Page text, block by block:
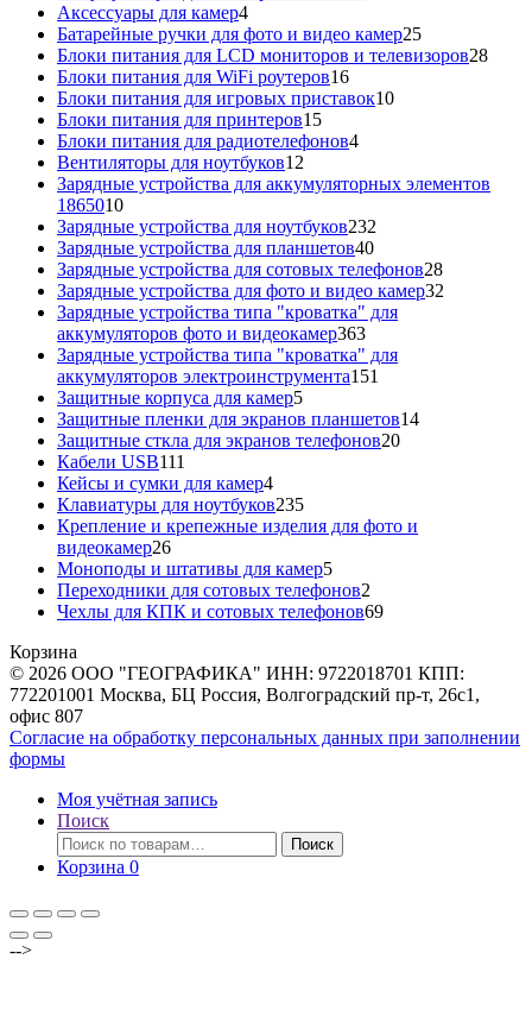
Аксессуары для камер44
товара
Батарейные ручки для фото и видео камер2525
товаров
Блоки питания для LCD мониторов и телевизоров2828
Блоки питания для WiFi роутеров1616
товаров
Блоки питания для игровых приставок1010
Блоки питания для принтеров1515
товаров
Блоки питания для радиотелефонов44
Вентиляторы для ноутбуков12
товаров
Зарядные устройства для аккумуляторных элементов
186501010
товаров
Зарядные устройства для ноутбуков232
Зарядные устройства для планшетов4040
товаров
Зарядные устройства для сотовых телефонов2828
товаров
Зарядные устройства для фото и видео камер32
Зарядные устройства типа "кроватка" для
аккумуляторов фото и видеокамер363363
товара
Зарядные устройства типа "кроватка" для
аккумуляторов электроинструмента151
Защитные корпуса для камер55
товаров
Защитные пленки для экранов планшетов1414
Защитные сткла для экранов телефонов2020
Кабели USB111
товаров
Кейсы и сумки для камер44
товара
Клавиатуры для ноутбуков235235
товаров
Крепление и крепежные изделия для фото и
видеокамер2626
товаров
Моноподы и штативы для камер55
товаров
Переходники для сотовых телефонов2
товара
Чехлы для КПК и сотовых телефонов6969
Корзина
© 2026 ООО "ГЕОГРАФИКА" ИНН: 9722018701 КПП:
772201001 Москва, БЦ Россия, Волгоградский пр-т, 26с1,
офис 807
Согласие на обработку персональных данных при заполнении
формы
Моя учётная запись
Поиск
Искать:
Поиск
Корзина 0
-->